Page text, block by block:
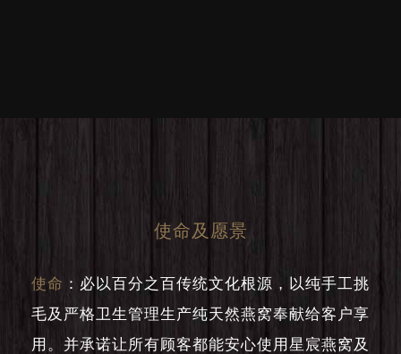
使命及愿景
使命 ： 必以百分之百传统文化根源，以纯手工挑
毛及严格卫生管理生产纯天然燕窝奉献给客户享
用。并承诺让所有顾客都能安心使用星宸燕窝及